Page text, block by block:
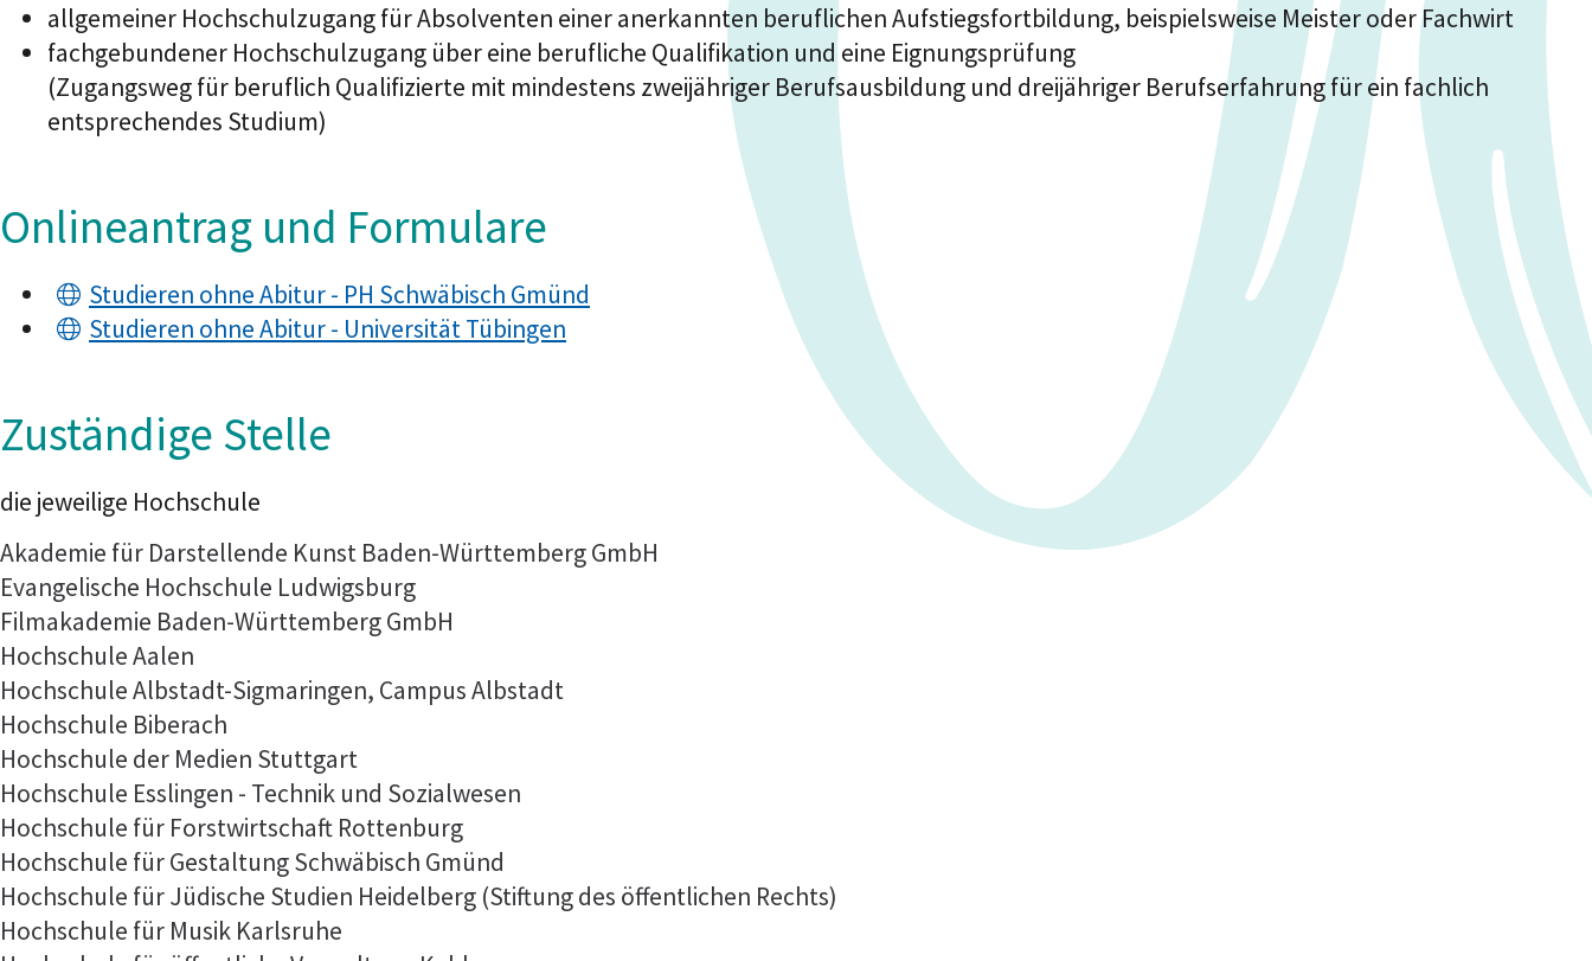
allgemeiner Hochschulzugang für Absolventen einer anerkannten beruflichen Aufstiegsfortbildung, beispielsweise Meister oder Fachwirt
fachgebundener Hochschulzugang über eine berufliche Qualifikation und eine Eignungsprüfung
(Zugangsweg für beruflich Qualifizierte mit mindestens zweijähriger Berufsausbildung und dreijähriger Berufserfahrung für ein fachlich
entsprechendes Studium)
Onlineantrag und Formulare
Studieren ohne Abitur - PH Schwäbisch Gmünd
Studieren ohne Abitur - Universität Tübingen
Zuständige Stelle
die jeweilige Hochschule
Akademie für Darstellende Kunst Baden-Württemberg GmbH
Evangelische Hochschule Ludwigsburg
Filmakademie Baden-Württemberg GmbH
Hochschule Aalen
Hochschule Albstadt-Sigmaringen, Campus Albstadt
Hochschule Biberach
Hochschule der Medien Stuttgart
Hochschule Esslingen - Technik und Sozialwesen
Hochschule für Forstwirtschaft Rottenburg
Hochschule für Gestaltung Schwäbisch Gmünd
Hochschule für Jüdische Studien Heidelberg (Stiftung des öffentlichen Rechts)
Hochschule für Musik Karlsruhe